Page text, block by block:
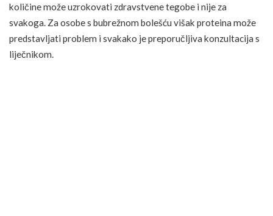
količine može uzrokovati zdravstvene tegobe i nije za
svakoga. Za osobe s bubrežnom bolešću višak proteina može
predstavljati problem i svakako je preporučljiva konzultacija s
liječnikom.